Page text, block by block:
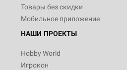
Товары без скидки
Мобильное приложение
НАШИ ПРОЕКТЫ
Hobby World
Игрокон